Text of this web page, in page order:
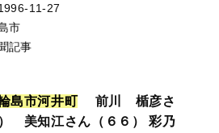
11-27
市
記事
島市河井町前川 楯彦さ
美知江さん（６６） 彩乃